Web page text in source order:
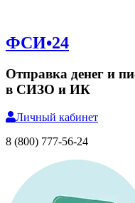
ФСИ•24
Отправка денег и
в СИЗО и ИК
Личный кабинет
8 (800) 777-56-24